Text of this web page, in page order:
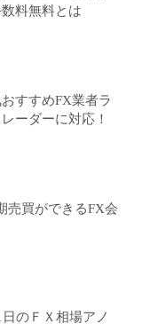
料無料とは
すすめFX業者ラ
ーダーに対応！
売買ができるFX会
のＦＸ相場アノ